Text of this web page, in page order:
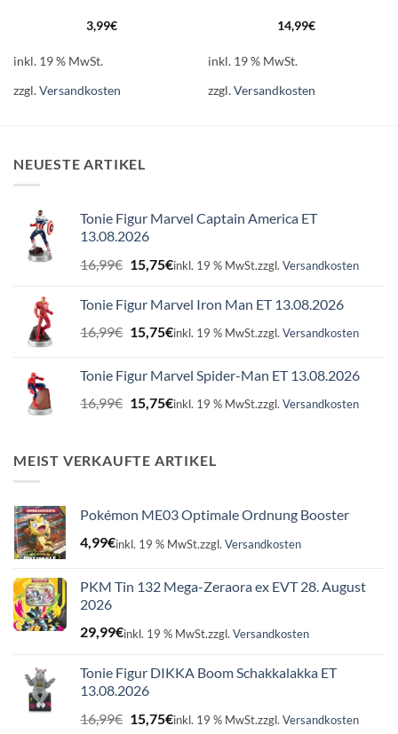
3,99€
inkl. 19 % MwSt.
zzgl.Versandkosten
14,99€
inkl. 19 % MwSt.
zzgl.Versandkosten
NEUESTE ARTIKEL
Tonie Figur Marvel Captain America ET
13.08.2026
16,99€ Ursprünglicher
Preis
16,99€
15,75€Aktueller
15,75€.
inkl. 19 % MwSt.zzgl. Versandkosten
Tonie Figur Marvel Iron Man ET 13.08.2026
16,99€ Ursprünglicher
Preis
16,99€
15,75€Aktueller
15,75€.
inkl. 19 % MwSt.zzgl. Versandkosten
Tonie Figur Marvel Spider-Man ET 13.08.2026
16,99€ Ursprünglicher
Preis
16,99€
15,75€Aktueller
15,75€.
inkl. 19 % MwSt.zzgl. Versandkosten
MEIST VERKAUFTE ARTIKEL
Pokémon ME03 Optimale Ordnung Booster
4,99€inkl. 19 % MwSt.zzgl. Versandkosten
PKM Tin 132 Mega-Zeraora ex EVT 28. August
2026
29,99€inkl. 19 % MwSt.zzgl. Versandkosten
Tonie Figur DIKKA Boom Schakkalakka ET
13.08.2026
16,99€ Ursprünglicher
15,75€Aktueller
inkl. 19 % MwSt.zzgl. Versandkosten